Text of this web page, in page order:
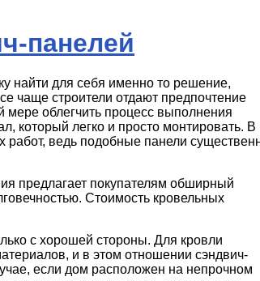
панелей
найти для себя именно то решение,
чаще строители отдают предпочтение
мере облегчить процесс выполнения
который легко и просто монтировать. В
работ, ведь подобные панели
предлагает покупателям обширный
Стоимость кровельных
с хорошей стороны. Для кровли
и в этом отношении сэндвич-
если дом расположен на непрочном